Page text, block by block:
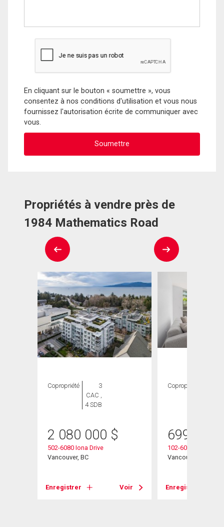
En cliquant sur le bouton « soumettre », vous
consentez à nos conditions d'utilisation et vous nous
fournissez l'autorisation écrite de communiquer avec
vous.
Propriétés à vendre près de
1984 Mathematics Road
Copropriété
3
CAC ,
4 SDB
2 080 000 $
502-6080 Iona Drive
Vancouver, BC
Enregistrer Voir
Copropriété
699 000
102-6080 Iona Drive
Vancouver, BC
Enregistrer